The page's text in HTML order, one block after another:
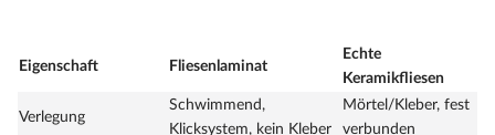
Eigenschaft Fliesenlaminat
Echte
Keramikfliesen
Verlegung
Schwimmend,
Klicksystem, kein Kleber
Mörtel/Kleber, fest
verbunden